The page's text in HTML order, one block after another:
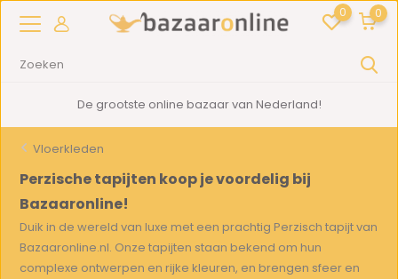
0 0
De grootste online bazaar van Nederland!
Vloerkleden
Perzische tapijten koop je voordelig bij
Bazaaronline!
Duik in de wereld van luxe met een prachtig Perzisch tapijt van
Bazaaronline.nl. Onze tapijten staan bekend om hun
complexe ontwerpen en rijke kleuren, en brengen sfeer en